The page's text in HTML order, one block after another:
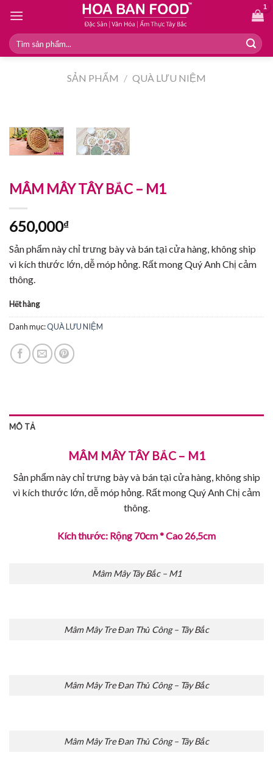
content
Tìm
kiếm:
SẢN PHẨM / QUÀ LƯU NIỆM
MÂM MÂY TÂY BẮC – M1
650,000₫
Sản phẩm này chỉ trưng bày và bán tại cửa hàng, không ship
vì kích thước lớn, dễ móp hỏng. Rất mong Quý Anh Chị cảm
thông.
Hết hàng
Danh mục:QUÀ LƯU NIỆM
MÔ TẢ
MÂM MÂY TÂY BẮC – M1
Sản phẩm này chỉ trưng bày và bán tại cửa hàng, không ship
vì kích thước lớn, dễ móp hỏng. Rất mong Quý Anh Chị cảm
thông.
Kích thước: Rộng 70cm * Cao 26,5cm
Mâm Mây Tây Bắc – M1
Mâm Mây Tre Đan Thủ Công – Tây Bắc
Mâm Mây Tre Đan Thủ Công – Tây Bắc
Mâm Mây Tre Đan Thủ Công – Tây Bắc